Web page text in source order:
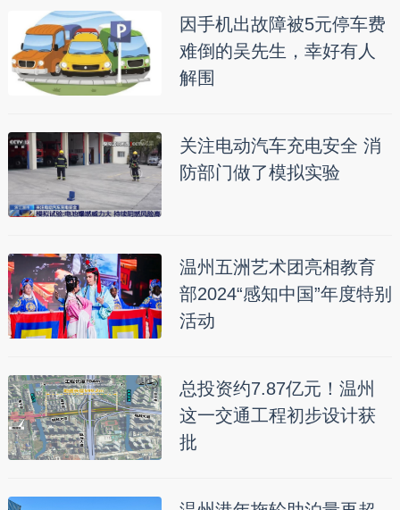
因手机出故障被5元停车费
难倒的吴先生，幸好有人
解围
关注电动汽车充电安全 消
防部门做了模拟实验
温州五洲艺术团亮相教育
部2024“感知中国”年度特别
活动
总投资约7.87亿元！温州
这一交通工程初步设计获
批